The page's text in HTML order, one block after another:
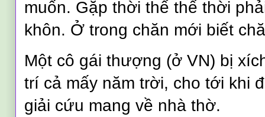
muốn. Gặp thời thế thế thời
khôn. Ở trong chăn mới biết
Một cô gái thượng (ở VN) bị
trí cả mấy năm trời, cho tới khi
giải cứu mang về nhà thờ.